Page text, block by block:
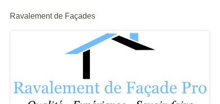
Ravalement de Façades